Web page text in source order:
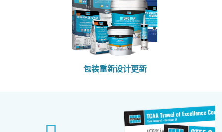
包装重新设计更新